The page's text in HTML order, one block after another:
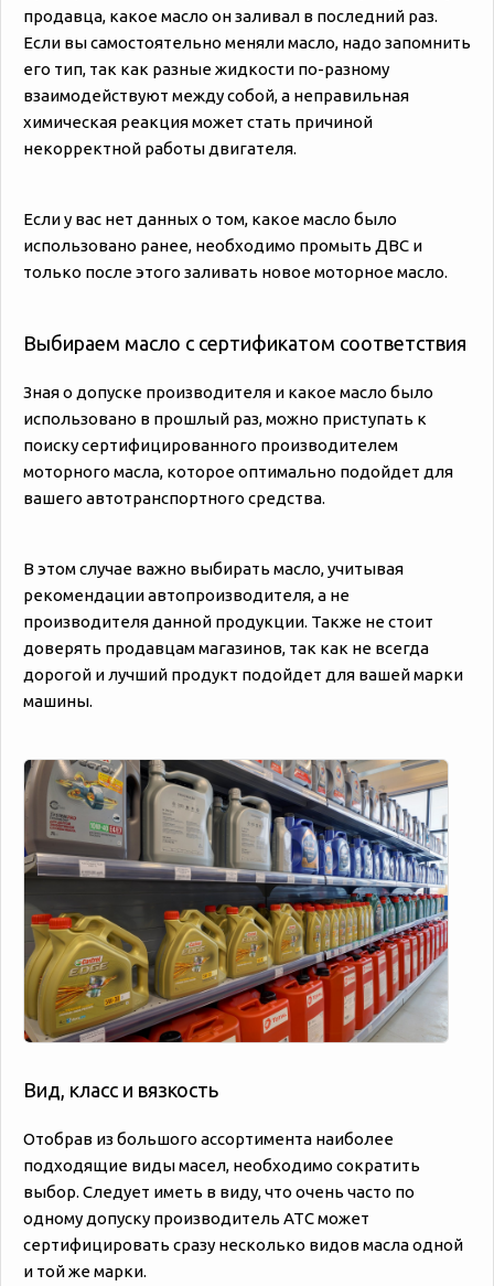
продавца, какое масло он заливал в последний раз.
Если вы самостоятельно меняли масло, надо запомнить
его тип, так как разные жидкости по-разному
взаимодействуют между собой, а неправильная
химическая реакция может стать причиной
некорректной работы двигателя.
Если у вас нет данных о том, какое масло было
использовано ранее, необходимо промыть ДВС и
только после этого заливать новое моторное масло.
Выбираем масло с сертификатом соответствия
Зная о допуске производителя и какое масло было
использовано в прошлый раз, можно приступать к
поиску сертифицированного производителем
моторного масла, которое оптимально подойдет для
вашего автотранспортного средства.
В этом случае важно выбирать масло, учитывая
рекомендации автопроизводителя, а не
производителя данной продукции. Также не стоит
доверять продавцам магазинов, так как не всегда
дорогой и лучший продукт подойдет для вашей марки
машины.
Вид, класс и вязкость
Отобрав из большого ассортимента наиболее
подходящие виды масел, необходимо сократить
выбор. Следует иметь в виду, что очень часто по
одному допуску производитель АТС может
сертифицировать сразу несколько видов масла одной
и той же марки.